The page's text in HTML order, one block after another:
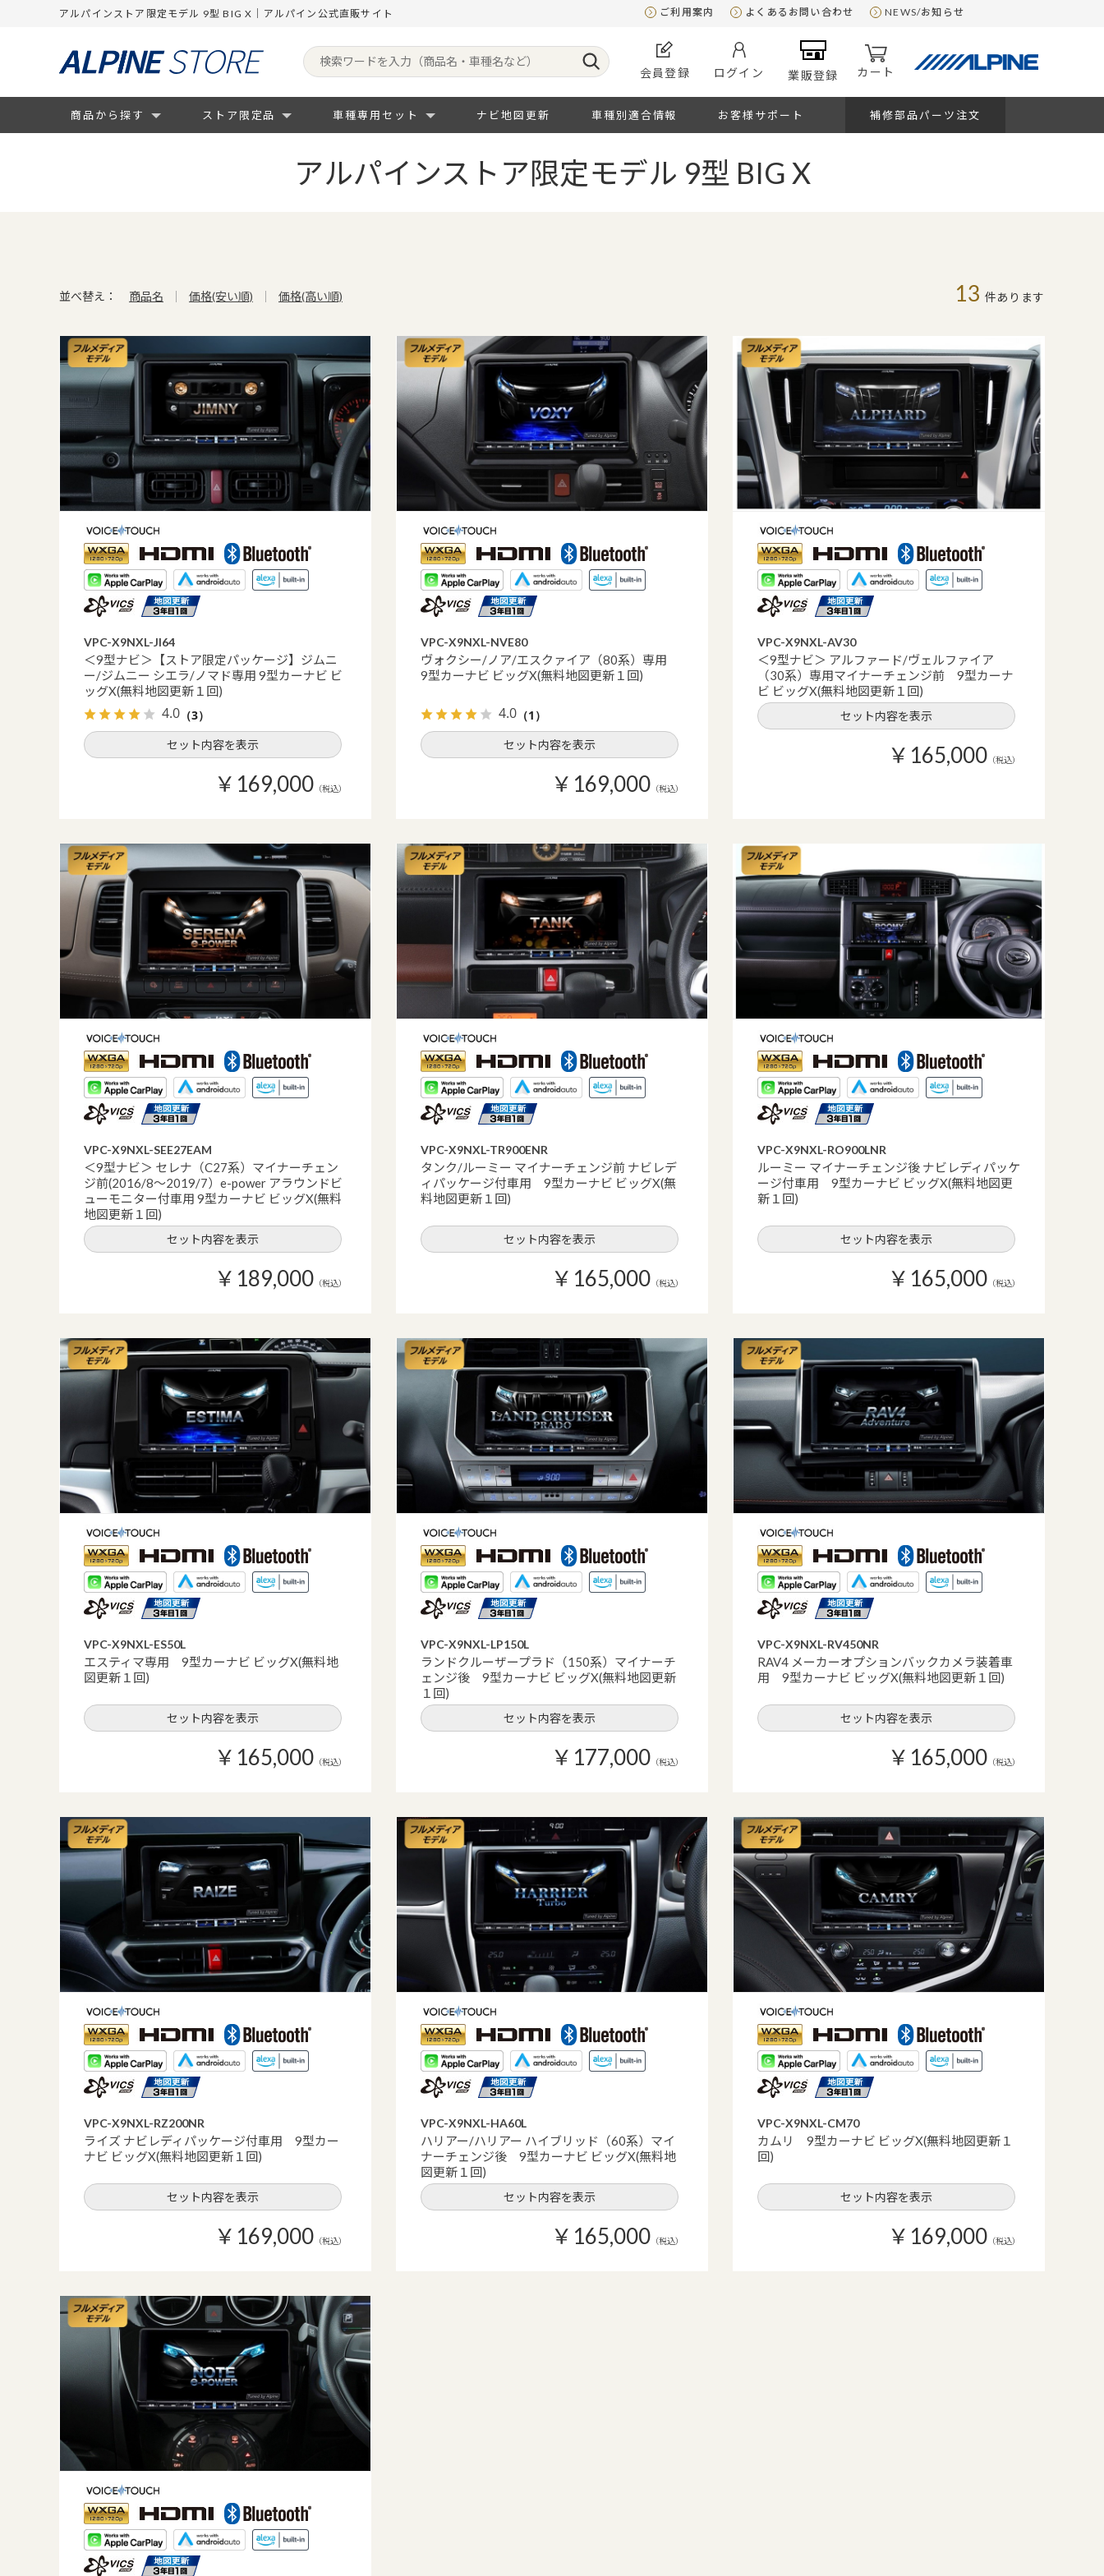
アルパインストア限定モデル 9型 BIG X｜アルパイン公式直販サイト ご利用案内 よくあるお問い合わせ NEWS/お知らせ
会員登録 ログイン 業販登録 カート
商品から探す ストア限定品 車種専用セット ナビ地図更新 車種別適合情報 お客様サポート 補修部品パーツ注文
アルパインストア限定モデル 9型 BIG X
並べ替え： 商品名 価格(安い順) 価格(高い順) 13 件あります
VPC-X9NXL-JI64
＜9型ナビ＞【ストア限定パッケージ】ジムニ
ー/ジムニー シエラ/ノマド専用 9型カーナビ ビ
ッグX(無料地図更新１回)
4.0 （3）
セット内容を表示
￥169,000 （税込）
VPC-X9NXL-NVE80
ヴォクシー/ノア/エスクァイア（80系）専用
9型カーナビ ビッグX(無料地図更新１回)
4.0 （1）
セット内容を表示
￥169,000 （税込）
VPC-X9NXL-AV30
＜9型ナビ＞ アルファード/ヴェルファイア
（30系）専用マイナーチェンジ前 9型カーナ
ビ ビッグX(無料地図更新１回)
セット内容を表示
￥165,000 （税込）
VPC-X9NXL-SEE27EAM
＜9型ナビ＞ セレナ（C27系）マイナーチェン
ジ前(2016/8～2019/7）e-power アラウンドビ
ューモニター付車用 9型カーナビ ビッグX(無料
地図更新１回)
セット内容を表示
￥189,000 （税込）
VPC-X9NXL-TR900ENR
タンク/ルーミー マイナーチェンジ前 ナビレデ
ィパッケージ付車用 9型カーナビ ビッグX(無
料地図更新１回)
セット内容を表示
￥165,000 （税込）
VPC-X9NXL-RO900LNR
ルーミー マイナーチェンジ後 ナビレディパッケ
ージ付車用 9型カーナビ ビッグX(無料地図更
新１回)
セット内容を表示
￥165,000 （税込）
VPC-X9NXL-ES50L
エスティマ専用 9型カーナビ ビッグX(無料地
図更新１回)
セット内容を表示
￥165,000 （税込）
VPC-X9NXL-LP150L
ランドクルーザープラド（150系）マイナーチ
ェンジ後 9型カーナビ ビッグX(無料地図更新
１回)
セット内容を表示
￥177,000 （税込）
VPC-X9NXL-RV450NR
RAV4 メーカーオプションバックカメラ装着車
用 9型カーナビ ビッグX(無料地図更新１回)
セット内容を表示
￥165,000 （税込）
VPC-X9NXL-RZ200NR
ライズ ナビレディパッケージ付車用 9型カー
ナビ ビッグX(無料地図更新１回)
セット内容を表示
￥169,000 （税込）
VPC-X9NXL-HA60L
ハリアー/ハリアー ハイブリッド（60系）マイ
ナーチェンジ後 9型カーナビ ビッグX(無料地
図更新１回)
セット内容を表示
￥165,000 （税込）
VPC-X9NXL-CM70
カムリ 9型カーナビ ビッグX(無料地図更新１
回)
セット内容を表示
￥169,000 （税込）